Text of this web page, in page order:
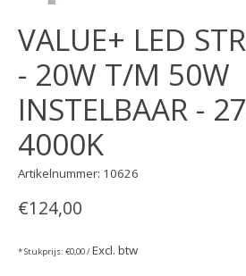
VALUE+ LED
- 20W T/M 50W
INSTELBAAR -
4000K
Artikelnummer: 10626
€124,00
* Stukprijs: €0,00 /Excl. btw